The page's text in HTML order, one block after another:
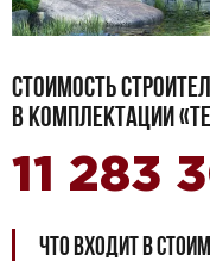
СТОИМОСТЬ
В КОМПЛЕКТАЦИИ
11 283
ЧТО ВХОДИТ В